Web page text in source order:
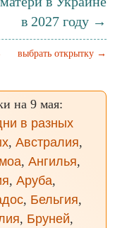
в 2027 году →
выбрать открытку →
на 9 мая:
в разных
, Австралия,
, Ангилья,
, Аруба,
, Бельгия,
, Бруней,